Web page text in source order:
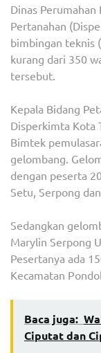
Dinas Perumahan
Pertanahan
bimbingan teknis
kurang dari 350
tersebut.
Kepala Bidang
Disperkimta Kota
Bimtek
gelombang.
dengan peserta
Setu, Serpong
Sedangkan
Marylin Serpong
Pesertanya ada
Kecamatan
Baca juga:
Ciputat dan